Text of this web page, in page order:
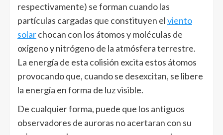
respectivamente) se forman cuando las
partículas cargadas que constituyen elviento
solarchocan con los átomos y moléculas de
oxígeno y nitrógeno de la atmósfera terrestre.
La energía de esta colisión excita estos átomos
provocando que, cuando se desexcitan, se libere
la energía en forma de luz visible.
De cualquier forma, puede que los antiguos
observadores de auroras no acertaran con su